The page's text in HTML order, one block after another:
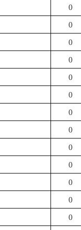
0
0
0
0
0
0
0
0
0
0
0
0
0